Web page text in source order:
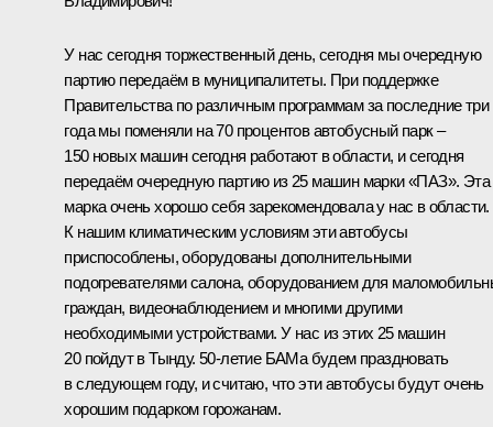
У нас сегодня торжественный день, сегодня мы очередную
партию передаём в муниципалитеты. При поддержке
Правительства по различным программам за последние три
года мы поменяли на 70 процентов автобусный парк –
150 новых машин сегодня работают в области, и сегодня
передаём очередную партию из 25 машин марки «ПАЗ». Эта
марка очень хорошо себя зарекомендовала у нас в области.
К нашим климатическим условиям эти автобусы
приспособлены, оборудованы дополнительными
подогревателями салона, оборудованием для
граждан, видеонаблюдением и многими другими
необходимыми устройствами. У нас из этих 25 машин
20 пойдут в Тынду. 50-летие БАМа будем праздновать
в следующем году, и считаю, что эти автобусы будут очень
хорошим подарком горожанам.